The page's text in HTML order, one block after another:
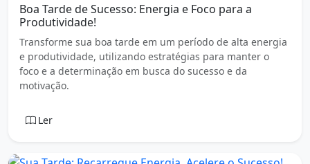
Boa Tarde de Sucesso: Energia e Foco para a
Produtividade!
Transforme sua boa tarde em um período de alta energia
e produtividade, utilizando estratégias para manter o
foco e a determinação em busca do sucesso e da
motivação.
Ler